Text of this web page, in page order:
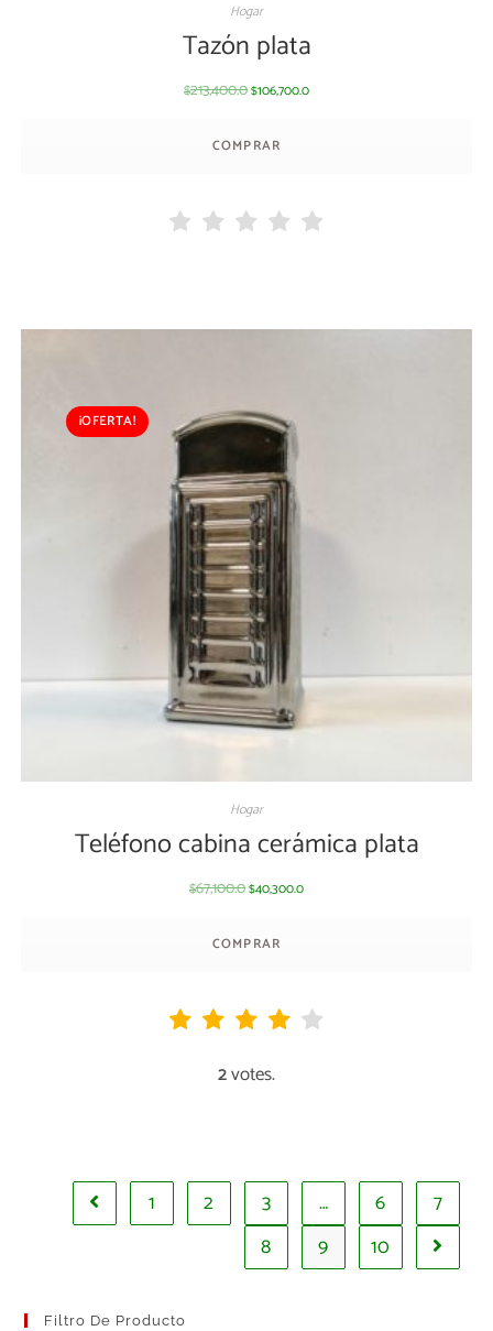
Hogar
Tazón plata
$213,400.0 $106,700.0
COMPRAR
¡OFERTA!
Hogar
Teléfono cabina cerámica plata
$67,100.0 $40,300.0
COMPRAR
2votes.
1 2 3 … 6
7
8
9 10
Filtro De Producto